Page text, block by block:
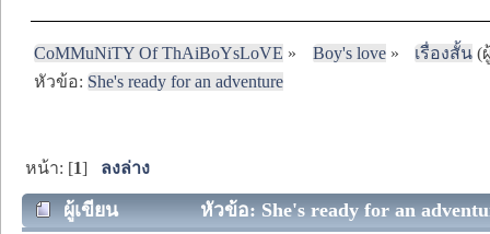
CoMMuNiTY Of ThAiBoYsLoVE » Boy's love» เรื่องสั้น(
หัวข้อ: She's ready for an adventure
หน้า: [1] ลงล่าง
ผู้เขียน หัวข้อ: She's ready for an